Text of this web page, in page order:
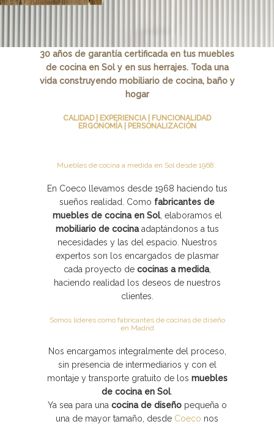
30 años de garantía certificada en tus muebles
de cocina en Sol y en sus herrajes. Toda una
vida construyendo mobiliario de cocina, baño y
hogar
CALIDAD | EXPERIENCIA | FUNCIONALIDAD
ERGONOMÍA | PERSONALIZACIÓN
Muebles de cocina a medida en Sol desde 1968.
En Coeco llevamos desde 1968 haciendo tus
sueños realidad. Como fabricantes de
muebles de cocina en Sol, elaboramos el
mobiliario de cocinaadaptándonos a tus
necesidades y las del espacio. Nuestros
expertos son los encargados de plasmar
cada proyecto de cocinas a medida,
haciendo realidad los deseos de nuestros
clientes.
Somos lideres como fabricantes de cocinas de diseño
en Madrid
Nos encargamos integralmente del proceso,
sin presencia de intermediarios y con el
montaje y transporte gratuito de los muebles
de cocina en Sol.
Ya sea para una cocina de diseñopequeña o
una de mayor tamaño, desde Coeco nos